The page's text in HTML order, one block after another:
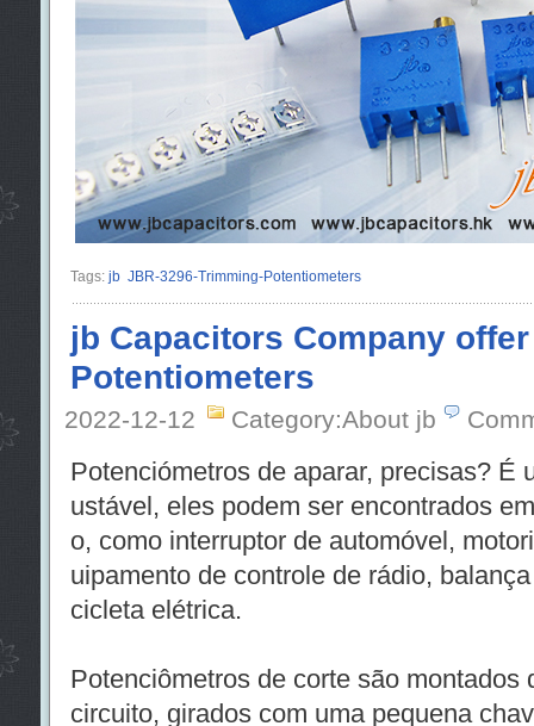
Tags: jb JBR-3296-Trimming-Potentiometers
jb Capacitors Company
Potentiometers
2022-12-12 Category:About jb
Potenciómetros de aparar, precisas? É
ustável, eles podem ser encontrados
o, como interruptor de automóvel,
uipamento de controle de rádio,
cicleta elétrica.
Potenciômetros de corte são montados
circuito, girados com uma pequena